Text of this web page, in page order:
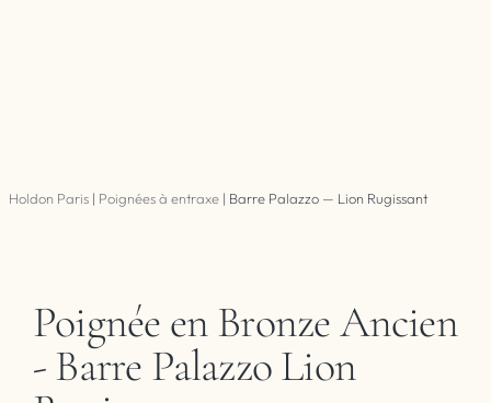
Holdon Paris | Poignées à entraxe | Barre Palazzo — Lion Rugissant
Poignée en Bronze Ancien
- Barre Palazzo Lion